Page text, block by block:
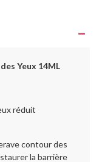
Yeux 14ML
réduit
contour des
la barrière